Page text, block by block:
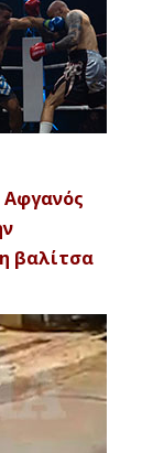
Αφγανός
βαλίτσα